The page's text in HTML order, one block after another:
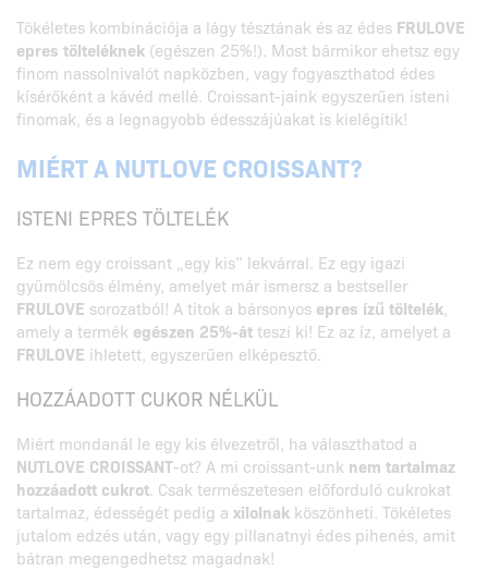
Tökéletes kombinációja a lágy tésztának és az édes FRULOVE
epres tölteléknek (egészen 25%!). Most bármikor ehetsz egy
finom nassolnivalót napközben, vagy fogyaszthatod édes
kísérőként a kávéd mellé. Croissant-jaink egyszerűen isteni
finomak, és a legnagyobb édesszájúakat is kielégítik!
MIÉRT A NUTLOVE CROISSANT?
ISTENI EPRES TÖLTELÉK
Ez nem egy croissant „egy kis” lekvárral. Ez egy igazi
gyümölcsös élmény, amelyet már ismersz a bestseller
FRULOVE sorozatból! A titok a bársonyos epres ízű töltelék,
amely a termék egészen 25%-átteszi ki! Ez az íz, amelyet a
FRULOVE ihletett, egyszerűen elképesztő.
HOZZÁADOTT CUKOR NÉLKÜL
Miért mondanál le egy kis élvezetről, ha választhatod a
NUTLOVE CROISSANT-ot? A mi croissant-unk nem tartalmaz
hozzáadott cukrot. Csak természetesen előforduló cukrokat
tartalmaz, édességét pedig a xilolnak köszönheti. Tökéletes
jutalom edzés után, vagy egy pillanatnyi édes pihenés, amit
bátran megengedhetsz magadnak!